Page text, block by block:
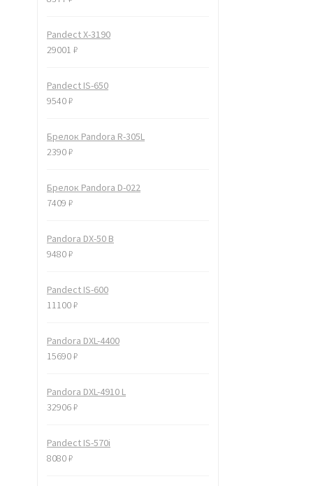
Pandect X-3190
29001 ₽
Pandect IS-650
9540₽
Брелок Pandora R-305L
2390₽
Брелок Pandora D-022
7409 ₽
Pandora DX-50 B
9480₽
Pandect IS-600
11100₽
Pandora DXL-4400
15690₽
Pandora DXL-4910 L
32906₽
Pandect IS-570i
8080₽